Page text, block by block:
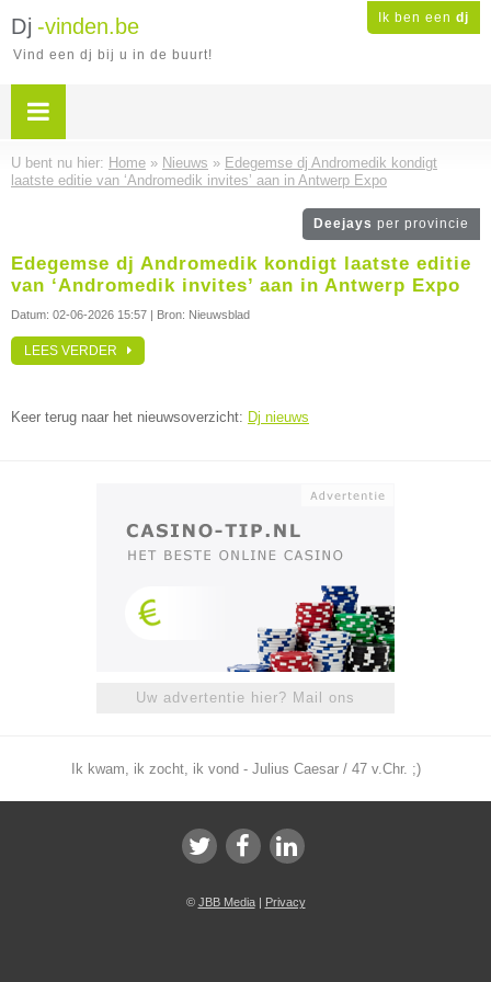
Ik ben een dj
Dj -vinden.be
Vind een dj bij u in de buurt!
U bent nu hier: Home » Nieuws » Edegemse dj Andromedik kondigt
laatste editie van ‘Andromedik invites’ aan in Antwerp Expo
Deejays per provincie
Edegemse dj Andromedik kondigt laatste editie
van ‘Andromedik invites’ aan in Antwerp Expo
Datum: 02-06-2026 15:57 | Bron: Nieuwsblad
LEES VERDER
Keer terug naar het nieuwsoverzicht: Dj nieuws
Uw advertentie hier? Mail ons
Ik kwam, ik zocht, ik vond - Julius Caesar / 47 v.Chr. ;)
© JBB Media| Privacy